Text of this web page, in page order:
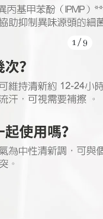
1/9